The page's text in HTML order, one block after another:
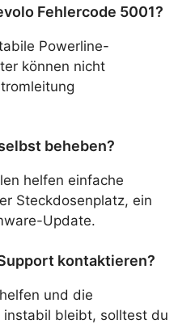
Fehlercode 5001?
Powerline-
können nicht
beheben?
helfen einfache
Steckdosenplatz, ein
Update.
kontaktieren?
und die
bleibt, solltest du